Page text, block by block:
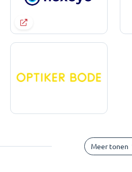
Meer tonen